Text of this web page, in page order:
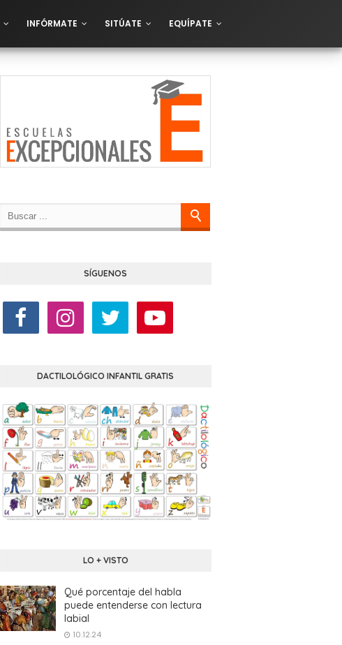
INFÓRMATE SITÚATE EQUÍPATE
SÍGUENOS
DACTILOLÓGICO INFANTIL GRATIS
LO + VISTO
Qué porcentaje del habla
puede entenderse con lectura
labial
10.12.24